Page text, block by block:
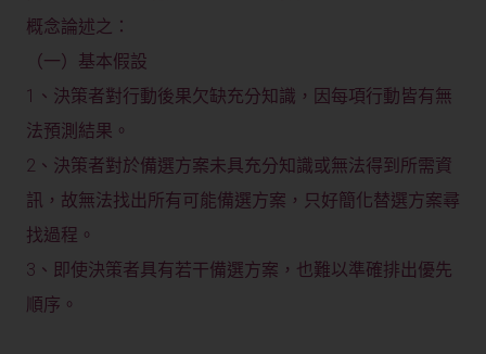
概念論述之：
（一）基本假設
1、決策者對行動後果欠缺充分知識，因每項行動皆有無
法預測結果。
2、決策者對於備選方案未具充分知識或無法得到所需資
訊，故無法找出所有可能備選方案，只好簡化替選方案尋
找過程。
3、即使決策者具有若干備選方案，也難以準確排出優先
順序。